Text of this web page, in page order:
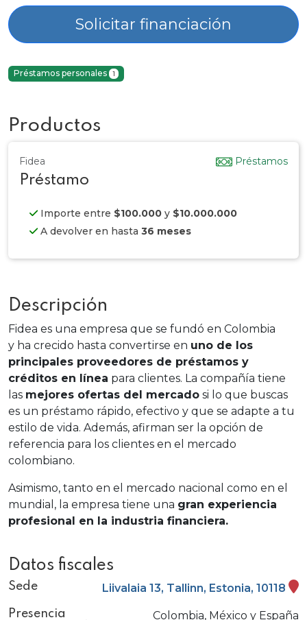
Solicitar financiación
Préstamos personales 1
Productos
Fidea Préstamos
Préstamo
Importe entre $100.000 y $10.000.000
A devolver en hasta 36 meses
Descripción
Fidea es una empresa que se fundó en Colombia
y ha crecido hasta convertirse en uno de los
principales proveedores de préstamos y
créditos en línea para clientes. La compañía tiene
las mejores ofertas del mercado si lo que buscas
es un préstamo rápido, efectivo y que se adapte a tu
estilo de vida. Además, afirman ser la opción de
referencia para los clientes en el mercado
colombiano.
Asimismo, tanto en el mercado nacional como en el
mundial, la empresa tiene una gran experiencia
profesional en la industria financiera.
Datos fiscales
Sede Liivalaia 13, Tallinn, Estonia, 10118
Presencia
Colombia, México y España